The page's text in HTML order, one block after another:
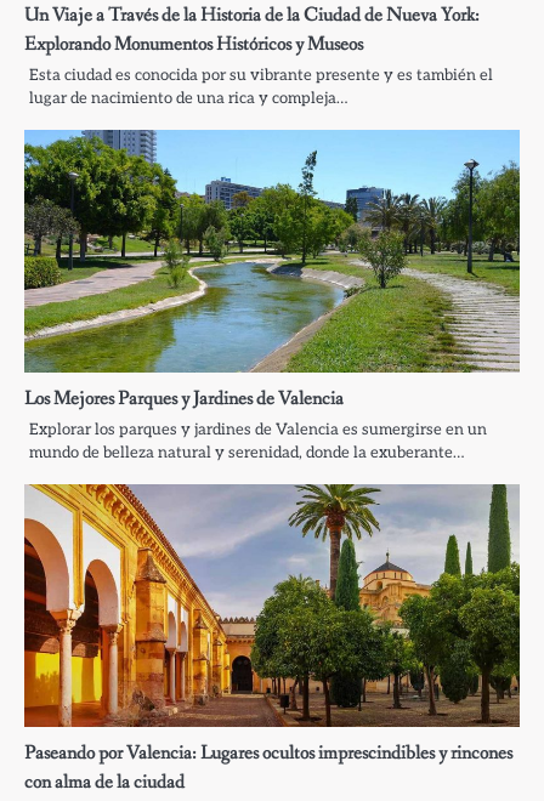
Un Viaje a Través de la Historia de la Ciudad de Nueva York:
Explorando Monumentos Históricos y Museos
Esta ciudad es conocida por su vibrante presente y es también el
lugar de nacimiento de una rica y compleja…
Los Mejores Parques y Jardines de Valencia
Explorar los parques y jardines de Valencia es sumergirse en un
mundo de belleza natural y serenidad, donde la exuberante…
Paseando por Valencia: Lugares ocultos imprescindibles y rincones
con alma de la ciudad